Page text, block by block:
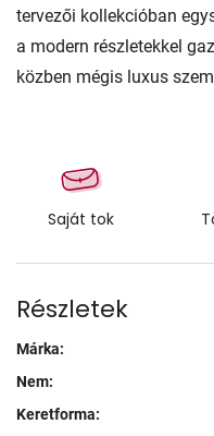
tervezői kollekcióban
a modern részletekkel
közben mégis luxus
Saját tok
Részletek
Márka:
Nem:
Keretforma: